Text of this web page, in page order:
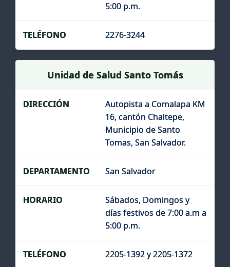
5:00 p.m.
2276-3244
Unidad de Salud Santo Tomás
Autopista a Comalapa KM
16, cantón Chaltepe,
Municipio de Santo
Tomas, San Salvador.
San Salvador
Sábados, Domingos y
días festivos de 7:00 a.m a
5:00 p.m.
2205-1392 y 2205-1372